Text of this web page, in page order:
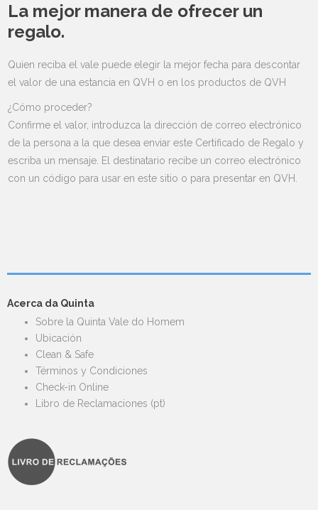
La mejor manera de ofrecer un
regalo.
Quien reciba el vale puede elegir la mejor fecha para descontar
el valor de una estancia en QVH o en los productos de QVH
¿Cómo proceder?
Confirme el valor, introduzca la dirección de correo electrónico
de la persona a la que desea enviar este Certificado de Regalo y
escriba un mensaje. El destinatario recibe un correo electrónico
con un código para usar en este sitio o para presentar en QVH.
Acerca da Quinta
Sobre la Quinta Vale do Homem
Ubicación
Clean & Safe
Términos y Condiciones
Check-in Online
Libro de Reclamaciones (pt)